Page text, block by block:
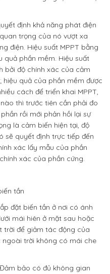
định khả năng phát điện
trọng của nó vượt xa
điện. Hiệu suất MPPT bằng
quả phần mềm. Hiệu suất
bởi độ chính xác của cảm
quả của phần mềm được
cách để triển khai MPPT,
thì trước tiên cần phải đo
rồi mới phản hồi lại sự
là cảm biến hiện tại, độ
sẽ quyết định trực tiếp đến
xác lấy mẫu của phần
xác của phần cứng.
tần
đặt biến tần ở nơi có ánh
mái hiên ở mặt sau hoặc
trời để giảm tác động của
ngoài trời không có mái che
bảo có đủ không gian